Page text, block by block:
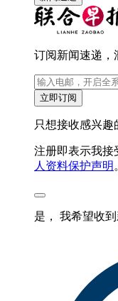
订阅新闻速递，
立即订阅
只想接收感兴趣
注册即表示我接
人资料保护声明
是， 我希望收